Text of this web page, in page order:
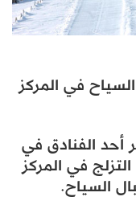
في المركز
أحد الفنادق في
في المركز
السياح.